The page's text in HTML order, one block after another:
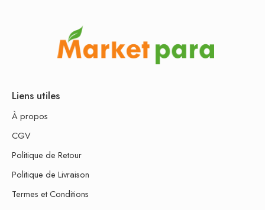
Liens utiles
À propos
CGV
Politique de Retour
Politique de Livraison
Termes et Conditions